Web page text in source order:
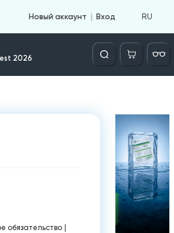
Новый аккаунт Вход RU
2026
Căutare
обязательство